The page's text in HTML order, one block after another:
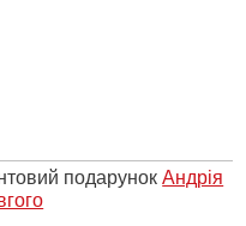
подарунокАндрія